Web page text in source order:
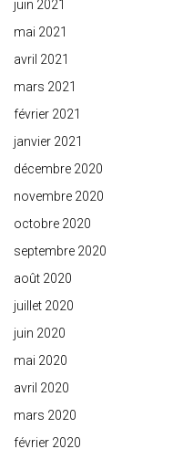
juin 2021
mai 2021
avril 2021
mars 2021
février 2021
janvier 2021
décembre 2020
novembre 2020
octobre 2020
septembre 2020
août 2020
juillet 2020
juin 2020
mai 2020
avril 2020
mars 2020
février 2020